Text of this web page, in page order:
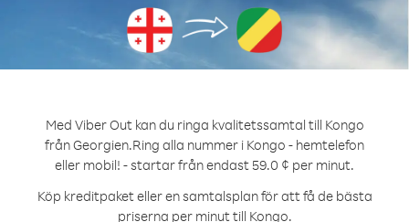
Med Viber Out kan du ringa kvalitetssamtal till Kongo
från Georgien.Ring alla nummer i Kongo - hemtelefon
eller mobil! - startar från endast 59.0 ¢ per minut.
Köp kreditpaket eller en samtalsplan för att få de bästa
priserna per minut till Kongo.